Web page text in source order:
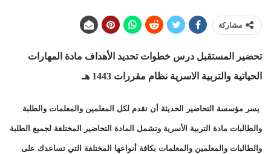
مشاركة
تحضير المستقبل درس خطوات تحديد الأهداف مادة المهارات
الحياتية والتربية الاسرية نظام مقررات
يسر مؤسسة التحاضير الحديثة أن تقدم لكل المعلمين والمعلمات والطلبة
والطالبات مادة التربية الأسرية وتشمل المادة التحاضير المختلفة لجميع الطلبة
والطالبات والمعلمين والمعلمات بكافة أنواعها المختلفة التي تساعدك على